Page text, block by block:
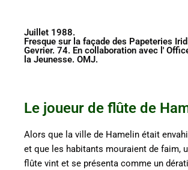
Juillet 1988.
Fresque sur la façade des Papeteries
Gevrier. 74. En collaboration avec l'
la Jeunesse. OMJ.
Le joueur de flûte de
Alors que la ville de Hamelin était
et que les habitants mouraient de faim,
flûte vint et se présenta comme un